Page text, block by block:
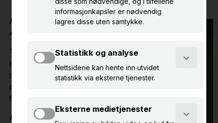
Hva er dine daglige
oppgaver?
Til daglig arbeider jeg
med
samlingsforvaltning,
dokumentasjon og
formidling.
Hva er nomenklatur?